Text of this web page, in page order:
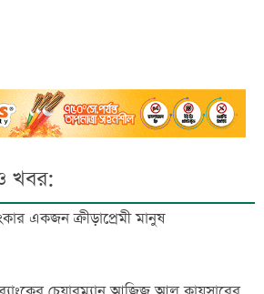
খবর:
একজন ক্রীড়াপ্রেমী মানুষ